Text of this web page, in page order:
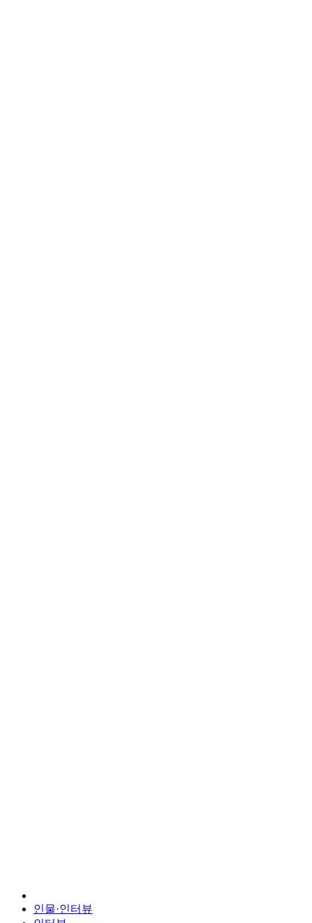
인물·인터뷰